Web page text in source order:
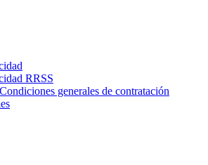
RRSS
generales de contratación